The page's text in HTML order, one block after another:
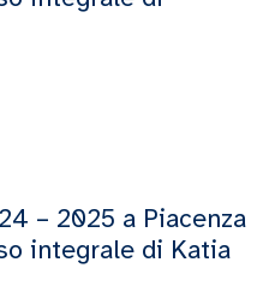
– 2025 a Piacenza
integrale di Katia